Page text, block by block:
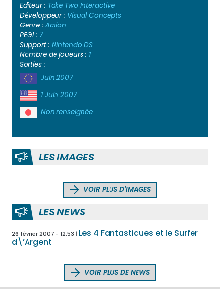
Editeur : Take Two Interactive
Développeur : Visual Concepts
Genre : Action
PEGI : 7
Support : Nintendo DS
Nombre de joueurs : 1
Sorties :
Juin 2007
1 Juin 2007
Non renseignée
LES IMAGES
VOIR PLUS D'IMAGES
LES NEWS
26 février 2007 - 12:53
Les 4 Fantastiques et le Surfer
d\’Argent
VOIR PLUS DE NEWS